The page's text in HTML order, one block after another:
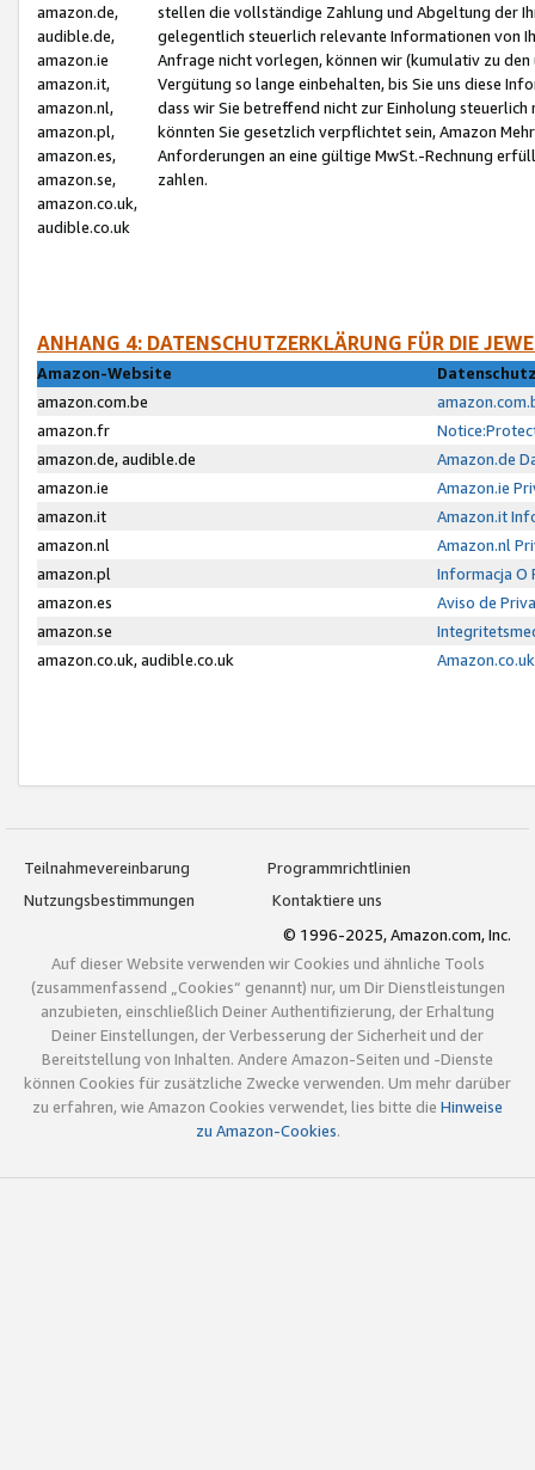
amazon.de,
audible.de,
amazon.ie
amazon.it,
amazon.nl,
amazon.pl,
amazon.es,
amazon.se,
amazon.co.uk,
audible.co.uk
stellen die vollständige Zahlung und Abgeltung der
gelegentlich steuerlich relevante Informationen von
Anfrage nicht vorlegen, können wir (kumulativ zu
Vergütung so lange einbehalten, bis Sie uns diese
dass wir Sie betreffend nicht zur Einholung
könnten Sie gesetzlich verpflichtet sein, Amazon
Anforderungen an eine gültige MwSt.-Rechnung
zahlen.
ANHANG 4: DATENSCHUTZERKLÄRUNG FÜR DIE
Amazon-Website
amazon.com.be
amazon.fr
amazon.de, audible.de
Amazon.de
amazon.ie
Amazon.ie
amazon.it
Amazon.it
amazon.nl
Amazon.nl
amazon.pl
Informacja O
amazon.es
Aviso de
amazon.se
amazon.co.uk, audible.co.uk
Teilnahmevereinbarung
Programmrichtlinien
Nutzungsbestimmungen
Kontaktiere uns
© 1996-2025, Amazon.com, Inc.
Auf dieser Website verwenden wir Cookies und ähnliche Tools
(zusammenfassend „Cookies“ genannt) nur, um Dir Dienstleistungen
anzubieten, einschließlich Deiner Authentifizierung, der Erhaltung
Deiner Einstellungen, der Verbesserung der Sicherheit und der
Bereitstellung von Inhalten. Andere Amazon-Seiten und -Dienste
können Cookies für zusätzliche Zwecke verwenden. Um mehr darüber
zu erfahren, wie Amazon Cookies verwendet, lies bitte die Hinweise
zu Amazon-Cookies.